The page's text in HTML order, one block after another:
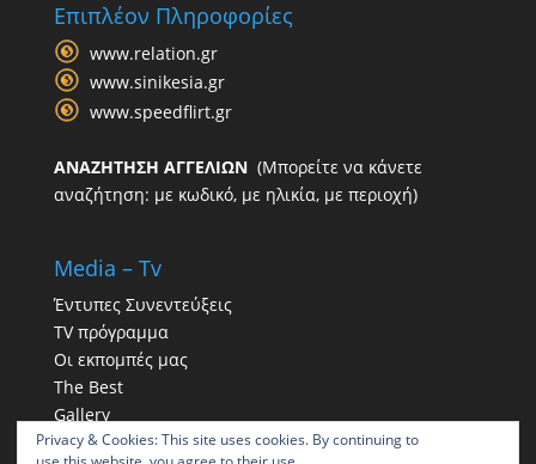
Επιπλέον Πληροφορίες
www.relation.gr
www.sinikesia.gr
www.speedflirt.gr
ΑΝΑΖΗΤΗΣΗ ΑΓΓΕΛΙΩΝ(Μπορείτε να κάνετε
αναζήτηση: με κωδικό, με ηλικία, με περιοχή)
Media – Tv
Έντυπες Συνεντεύξεις
TV πρόγραμμα
Οι εκπομπές μας
The Best
Gallery
Η παρουσία μας στα social
Privacy & Cookies: This site uses cookies. By continuing to